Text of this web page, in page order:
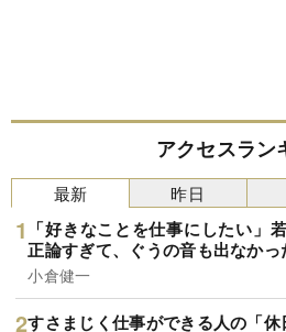
アクセスラン
最新
「好きなことを仕事にしたい」
正論すぎて、ぐうの音も出なかっ
小倉健一
すさまじく仕事ができる人の「
昨日